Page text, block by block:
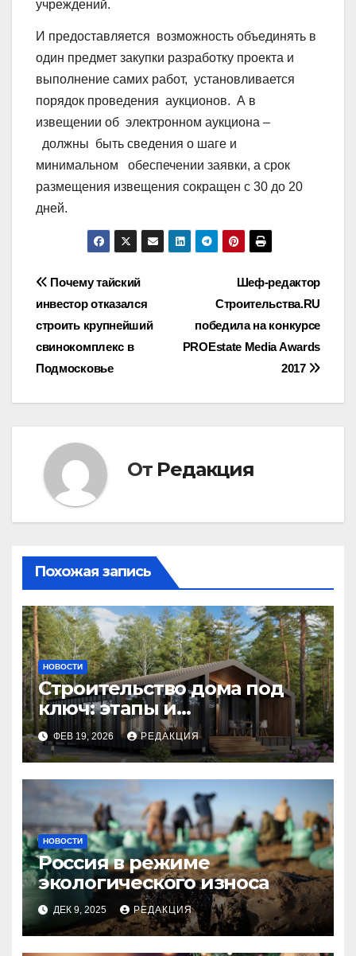
учреждений.
И предоставляется возможность объединять в
один предмет закупки разработку проекта и
выполнение самих работ, установливается
порядок проведения аукционов. А в
извещении об электронном аукциона –
должны быть сведения о шаге и
минимальном обеспечении заявки, а срок
размещения извещения сокращен с 30 до 20
дней.
Навигация
по
записям
Шеф-редактор
Строительства.RU
победила на конкурсе
PROEstate Media Awards
2017
Почему тайский
инвестор отказался
строить крупнейший
свинокомплекс в
Подмосковье
От Редакция
Похожая запись
НОВОСТИ
Строительство дома под
ключ: этапы и
планирование бюджета
ФЕВ 19, 2026 РЕДАКЦИЯ
НОВОСТИ
Россия в режиме
экологического износа
ДЕК 9, 2025 РЕДАКЦИЯ